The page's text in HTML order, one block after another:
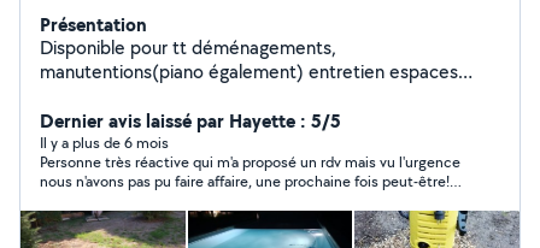
Présentation
Disponible pour tt déménagements,
manutentions(piano également) entretien espaces
Dernier avis laissé par Hayette : 5/5
Il y a plus de 6 mois
Personne très réactive qui m'a proposé un rdv mais vu l'urgence
nous n'avons pas pu faire affaire, une prochaine fois peut-être!